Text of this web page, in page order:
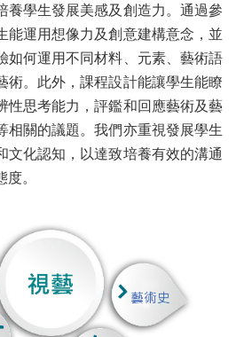
養學生發展美感及創造力。通過參
能運用想像力及創意建構意念，並
如何運用不同材料、元素、藝術語
術。此外，課程設計能讓學生能瞭
性思考能力，評鑑和回應藝術及藝
相關的議題。我們亦重視發展學生
文化認知，以達致培養有效的溝通
。